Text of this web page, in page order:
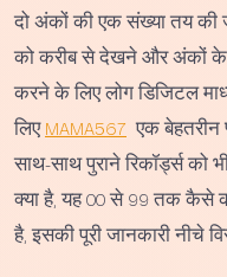
दो अंकों की एक संख्या तय
को करीब से देखने और अंकों के
करने के लिए लोग डिजिटल
लिएMAMA567 एक बेहतरीन
साथ-साथ पुराने रिकॉर्ड्स
क्या है, यह 00 से 99 तक कैसे
है, इसकी पूरी जानकारी नीचे